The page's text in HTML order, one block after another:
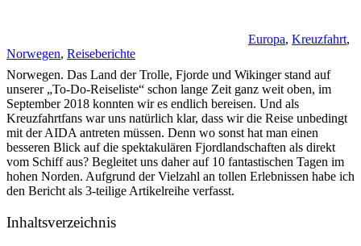
Europa, Kreuzfahrt,
Norwegen, Reiseberichte
Norwegen. Das Land der Trolle, Fjorde und Wikinger stand auf
unserer „To-Do-Reiseliste“ schon lange Zeit ganz weit oben, im
September 2018 konnten wir es endlich bereisen. Und als
Kreuzfahrtfans war uns natürlich klar, dass wir die Reise unbedingt
mit der AIDA antreten müssen. Denn wo sonst hat man einen
besseren Blick auf die spektakulären Fjordlandschaften als direkt
vom Schiff aus? Begleitet uns daher auf 10 fantastischen Tagen im
hohen Norden. Aufgrund der Vielzahl an tollen Erlebnissen habe ich
den Bericht als 3-teilige Artikelreihe verfasst.
Inhaltsverzeichnis